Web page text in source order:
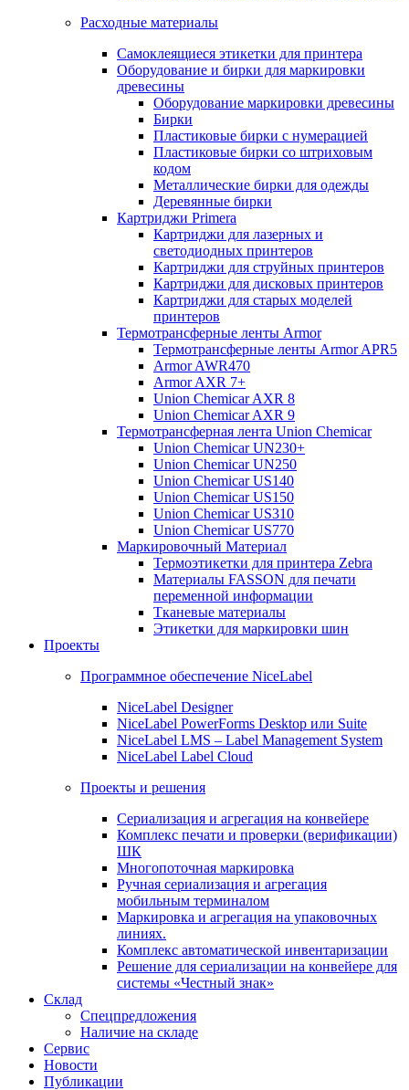
Расходные материалы
Самоклеящиеся этикетки для принтера
Оборудование и бирки для маркировки
древесины
Оборудование маркировки древесины
Бирки
Пластиковые бирки с нумерацией
Пластиковые бирки со штриховым
кодом
Металлические бирки для одежды
Деревянные бирки
Картриджи Primera
Картриджи для лазерных и
светодиодных принтеров
Картриджи для струйных принтеров
Картриджи для дисковых принтеров
Картриджи для старых моделей
принтеров
Термотрансферные ленты Armor
Термотрансферные ленты Armor APR5
Armor AWR470
Armor AXR 7+
Union Chemicar AXR 8
Union Chemicar AXR 9
Термотрансферная лента Union Chemicar
Union Chemicar UN230+
Union Chemicar UN250
Union Chemicar US140
Union Chemicar US150
Union Chemicar US310
Union Chemicar US770
Маркировочный Материал
Термоэтикетки для принтера Zebra
Материалы FASSON для печати
переменной информации
Тканевые материалы
Этикетки для маркировки шин
Проекты
Программное обеспечение NiceLabel
NiceLabel Designer
NiceLabel PowerForms Desktop или Suite
NiceLabel LMS – Label Management System
NiceLabel Label Cloud
Проекты и решения
Сериализация и агрегация на конвейере
Комплекс печати и проверки (верификации)
ШК
Многопоточная маркировка
Ручная сериализация и агрегация
мобильным терминалом
Маркировка и агрегация на упаковочных
линиях.
Комплекс автоматической инвентаризации
Решение для сериализации на конвейере для
системы «Честный знак»
Склад
Спецпредложения
Наличие на складе
Сервис
Новости
Публикации